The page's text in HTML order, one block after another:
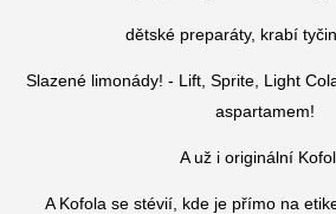
dětské preparáty, krabí
Slazené limonády! - Lift, Sprite, Light
aspartamem!
A už i originální
A Kofola se stévií, kde je přímo na